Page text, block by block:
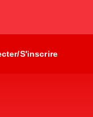
S'inscrire